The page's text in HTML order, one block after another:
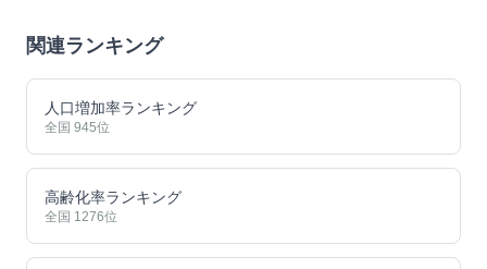
関連ランキング
人口増加率ランキング
全国 945位
高齢化率ランキング
全国 1276位